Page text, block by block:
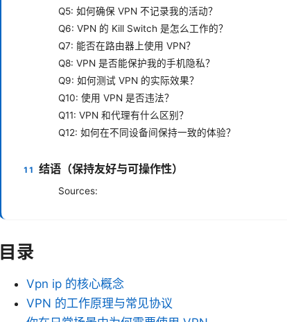
Q5: 如何确保 VPN 不记录我的活动？
Q6: VPN 的 Kill Switch 是怎么工作的？
Q7: 能否在路由器上使用 VPN？
Q8: VPN 是否能保护我的手机隐私？
Q9: 如何测试 VPN 的实际效果？
Q10: 使用 VPN 是否违法？
Q11: VPN 和代理有什么区别？
Q12: 如何在不同设备间保持一致的体验？
结语（保持友好与可操作性）
Sources:
目录
Vpn ip 的核心概念
VPN 的工作原理与常见协议